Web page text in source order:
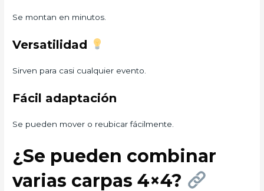
Se montan en minutos.
Versatilidad
Sirven para casi cualquier evento.
Fácil adaptación
Se pueden mover o reubicar fácilmente.
¿Se pueden combinar
varias carpas 4×4?